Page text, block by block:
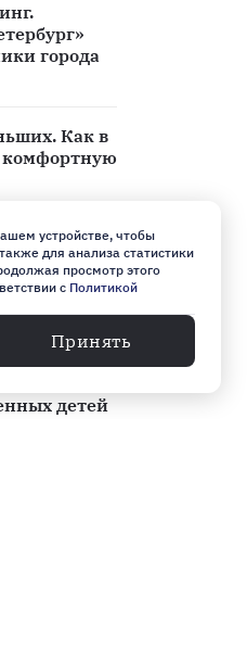
города
Как в
комфортную
в России
детей
устройстве, чтобы
для анализа статистики
просмотр этого
с Политикой
Принять